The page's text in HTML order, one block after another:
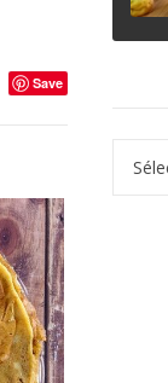
Save